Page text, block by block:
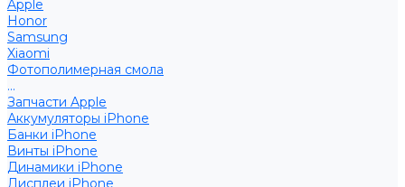
Apple
Honor
Samsung
Xiaomi
Фотополимерная смола
...
Запчасти Apple
Аккумуляторы iPhone
Банки iPhone
Винты iPhone
Динамики iPhone
Дисплеи iPhone